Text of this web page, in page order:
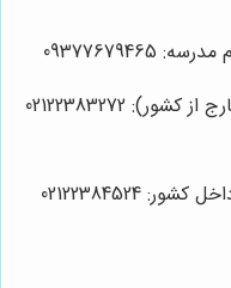
02122383272